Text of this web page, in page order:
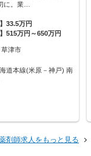
に。業…
33.5万円
】515万円～650万円
津市
道本線(米原－神戸) 南
剤師求人をもっと見る